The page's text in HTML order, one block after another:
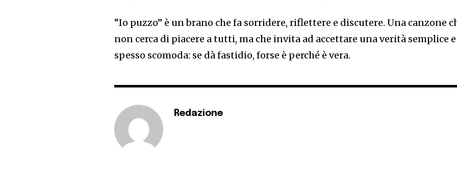
“Io puzzo” è un brano che fa sorridere, riflettere e discutere. Una canzone
non cerca di piacere a tutti, ma che invita ad accettare una verità semplice e
spesso scomoda: se dà fastidio, forse è perché è vera.
Redazione